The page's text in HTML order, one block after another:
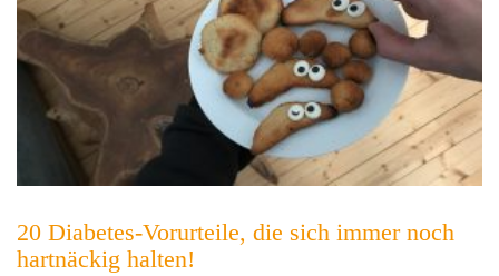
20 Diabetes-Vorurteile, die sich immer noch
hartnäckig halten!